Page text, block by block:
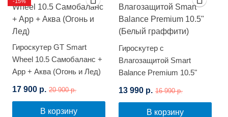
Гироскутер GT Smart
Wheel 10.5 Самобаланс +
App + Аква (Огонь и Лед)
17 900 р. 20 900 р.
В корзину
Гироскутер с
Влагозащитой Smart
Balance Premium 10.5"
13 990 р. 16 990 р.
В корзину